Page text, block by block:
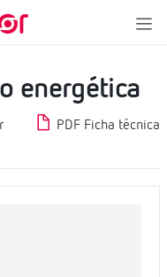
energética
PDF Ficha técnica